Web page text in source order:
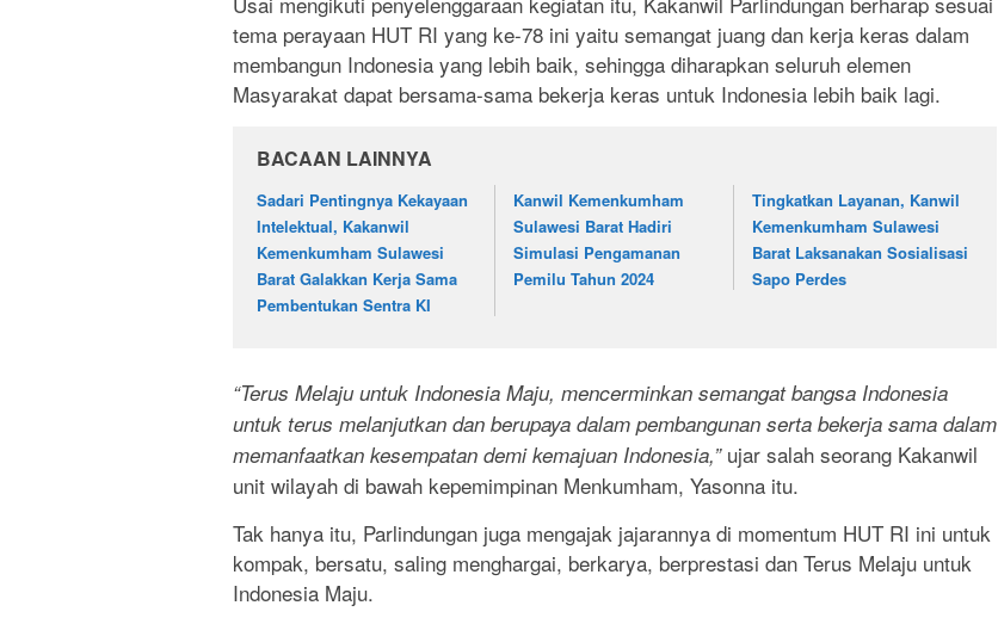
tema perayaan HUT RI yang ke-78 ini yaitu semangat juang dan kerja keras dalam
membangun Indonesia yang lebih baik, sehingga diharapkan seluruh elemen
Masyarakat dapat bersama-sama bekerja keras untuk Indonesia lebih baik lagi.
BACAAN LAINNYA
Sadari Pentingnya Kekayaan
Intelektual, Kakanwil
Kemenkumham Sulawesi
Barat Galakkan Kerja Sama
Pembentukan Sentra KI
Kanwil Kemenkumham
Sulawesi Barat Hadiri
Simulasi Pengamanan
Pemilu Tahun 2024
Tingkatkan Layanan, Kanwil
Kemenkumham Sulawesi
Barat Laksanakan Sosialisasi
Sapo Perdes
“Terus Melaju untuk Indonesia Maju, mencerminkan semangat bangsa Indonesia
untuk terus melanjutkan dan berupaya dalam pembangunan serta bekerja sama dalam
memanfaatkan kesempatan demi kemajuan Indonesia,”ujar salah seorang Kakanwil
unit wilayah di bawah kepemimpinan Menkumham, Yasonna itu.
Tak hanya itu, Parlindungan juga mengajak jajarannya di momentum HUT RI ini untuk
kompak, bersatu, saling menghargai, berkarya, berprestasi dan Terus Melaju untuk
Indonesia Maju.